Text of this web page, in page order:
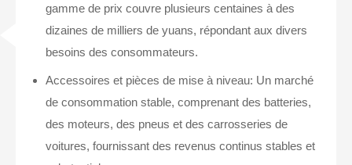
gamme de prix couvre plusieurs centaines à des
dizaines de milliers de yuans, répondant aux divers
besoins des consommateurs.
Accessoires et pièces de mise à niveau: Un marché
de consommation stable, comprenant des batteries,
des moteurs, des pneus et des carrosseries de
voitures, fournissant des revenus continus stables et